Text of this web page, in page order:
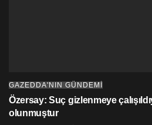
GAZEDDA'NIN GÜNDEMİ
Özersay: Suç gizlenmeye
olunmuştur